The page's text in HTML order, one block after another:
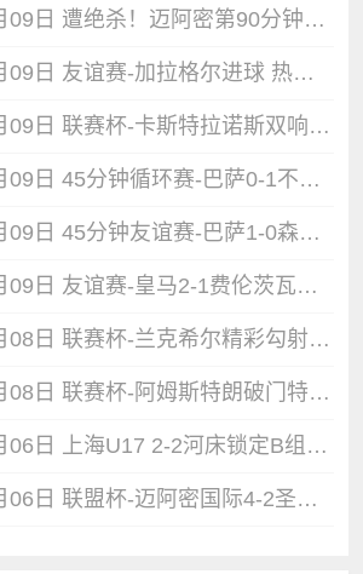
2026年08月09日 遭绝杀！迈阿密第90分钟丢球1-2蒙特雷 德保罗破门展示梅西球衣
2026年08月09日 友谊赛-加拉格尔进球 热刺1-1赫塔费
2026年08月09日 联赛杯-卡斯特拉诺斯双响 西汉姆联3-1朴茨茅斯
2026年08月09日 45分钟循环赛-巴萨0-1不敌乌迪内斯无缘冠军 巴约挑射绝杀
2026年08月09日 45分钟友谊赛-巴萨1-0森林 拉菲点射费尔明造点 两队各一次中柱
2026年08月09日 友谊赛-皇马2-1费伦茨瓦罗斯 里瓦斯建功埃斯皮破门巴尔韦德助攻
2026年08月08日 联赛杯-兰克希尔精彩勾射破门 米德尔斯堡1-0雷克瑟姆
2026年08月08日 联赛杯-阿姆斯特朗破门特林达德建功 狼队3-0维尔港
2026年08月06日 上海U17 2-2河床锁定B组第1 吕孟洋点射阿布力米破门 将战A组第2
2026年08月06日 联盟杯-迈阿密国际4-2圣路易斯 梅西2射1传 阿伦助攻戴帽